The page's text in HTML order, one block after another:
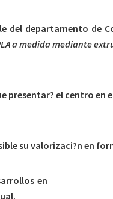
del departamento de
a medida mediante
presentar? el centro en
su valorizaci?n en
en